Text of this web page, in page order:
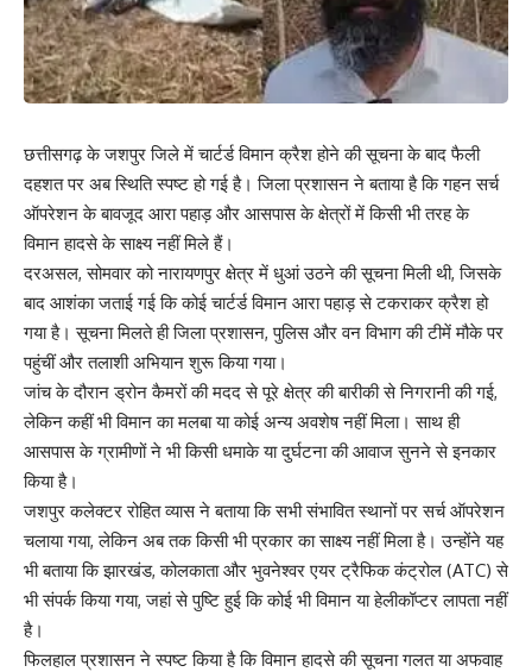
छत्तीसगढ़ के जशपुर जिले में चार्टर्ड विमान क्रैश होने की सूचना के बाद फैली
दहशत पर अब स्थिति स्पष्ट हो गई है। जिला प्रशासन ने बताया है कि गहन सर्च
ऑपरेशन के बावजूद आरा पहाड़ और आसपास के क्षेत्रों में किसी भी तरह के
विमान हादसे के साक्ष्य नहीं मिले हैं।
दरअसल, सोमवार को नारायणपुर क्षेत्र में धुआं उठने की सूचना मिली थी, जिसके
बाद आशंका जताई गई कि कोई चार्टर्ड विमान आरा पहाड़ से टकराकर क्रैश हो
गया है। सूचना मिलते ही जिला प्रशासन, पुलिस और वन विभाग की टीमें मौके पर
पहुंचीं और तलाशी अभियान शुरू किया गया।
जांच के दौरान ड्रोन कैमरों की मदद से पूरे क्षेत्र की बारीकी से निगरानी की गई,
लेकिन कहीं भी विमान का मलबा या कोई अन्य अवशेष नहीं मिला। साथ ही
आसपास के ग्रामीणों ने भी किसी धमाके या दुर्घटना की आवाज सुनने से इनकार
किया है।
जशपुर कलेक्टर रोहित व्यास ने बताया कि सभी संभावित स्थानों पर सर्च ऑपरेशन
चलाया गया, लेकिन अब तक किसी भी प्रकार का साक्ष्य नहीं मिला है। उन्होंने यह
भी बताया कि झारखंड, कोलकाता और भुवनेश्वर एयर ट्रैफिक कंट्रोल (ATC) से
भी संपर्क किया गया, जहां से पुष्टि हुई कि कोई भी विमान या हेलीकॉप्टर लापता नहीं
है।
फिलहाल प्रशासन ने स्पष्ट किया है कि विमान हादसे की सूचना गलत या अफवाह